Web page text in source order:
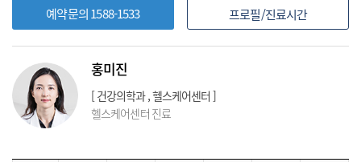
예약문의 1588-1533 프로필/진료시간
홍미진
[ 건강의학과 , 헬스케어센터 ]
헬스케어센터 진료